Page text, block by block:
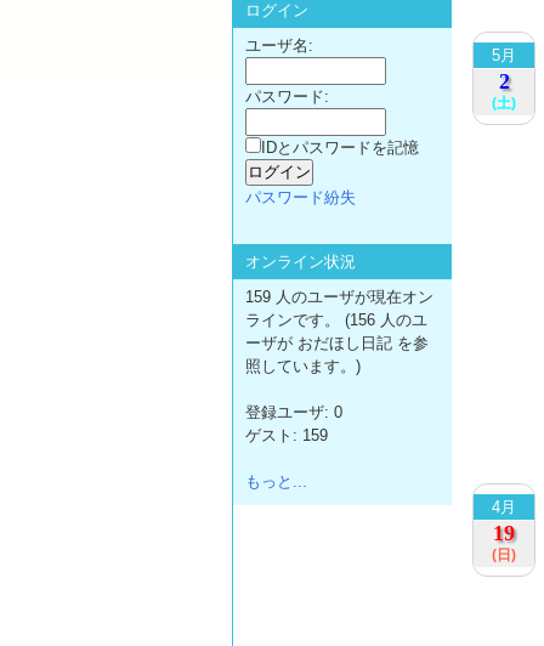
5月
2
(土)
4月
19
(日)
ログイン
ユーザ名:
パスワード:
IDとパスワードを記憶
パスワード紛失
オンライン状況
159 人のユーザが現在オン
ラインです。 (156 人のユ
ーザが おだほし日記 を参
照しています。)
登録ユーザ: 0
ゲスト: 159
もっと...